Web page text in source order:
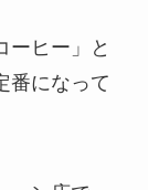
ーヒー」と
番になって